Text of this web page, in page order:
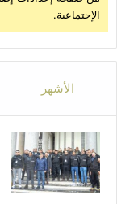
الإجتماعية.
الأشهر